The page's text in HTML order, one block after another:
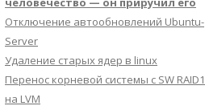
Отключение автообновлений Ubuntu-
Server
Удаление старых ядер в linux
Перенос корневой системы с SW RAID1
на LVM